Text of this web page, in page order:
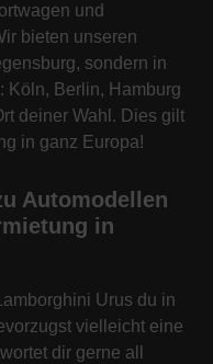
und
bieten unseren
sondern in
Köln, Berlin, Hamburg
deiner Wahl. Dies gilt
in ganz Europa!
Automodellen
in
Urus du in
vielleicht eine
dir gerne all